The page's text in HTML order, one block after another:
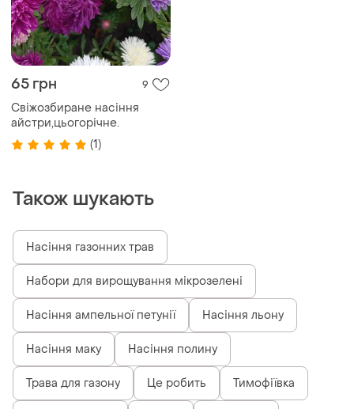
65 грн 9
Свіжозбиране насіння
айстри,цьогорічне.
(1)
Також шукають
Насіння газонних трав
Набори для вирощування мікрозелені
Насіння ампельної петунії Насіння льону
Насіння маку Насіння полину
Трава для газону Це робить Тимофіївка